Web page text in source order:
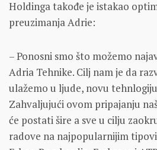
Holdinga takođe je istakao
preuzimanja Adrie:
– Ponosni smo što možemo
Adria Tehnike. Cilj nam je da
ulažemo u ljude, novu
Zahvaljujući ovom pripajanju
će postati šire a sve u cilju
radove na najpopularnijim